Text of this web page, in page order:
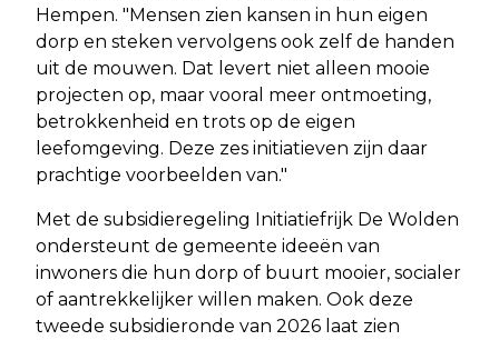
Hempen. "Mensen zien kansen in hun eigen
dorp en steken vervolgens ook zelf de handen
uit de mouwen. Dat levert niet alleen mooie
projecten op, maar vooral meer ontmoeting,
betrokkenheid en trots op de eigen
leefomgeving. Deze zes initiatieven zijn daar
prachtige voorbeelden van."
Met de subsidieregeling Initiatiefrijk De Wolden
ondersteunt de gemeente ideeën van
inwoners die hun dorp of buurt mooier, socialer
of aantrekkelijker willen maken. Ook deze
tweede subsidieronde van 2026 laat zien